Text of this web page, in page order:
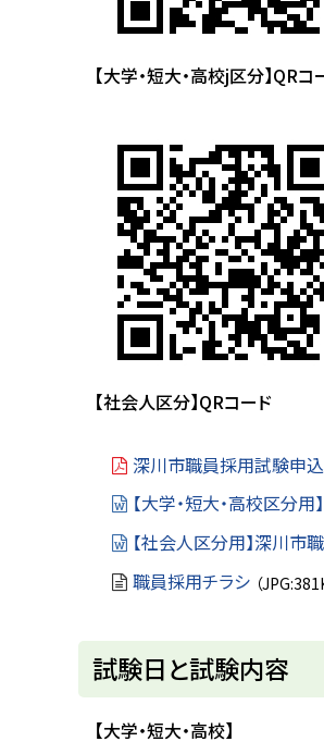
【大学・短大・高校j区分】QRコ
【社会人区分】QRコード
深川市職員採用試験申
【大学・短大・高校区分
【社会人区分用】深川市
職員採用チラシ （
ト
ッ
プ
試験日と試験内容
【大学・短大・高校】